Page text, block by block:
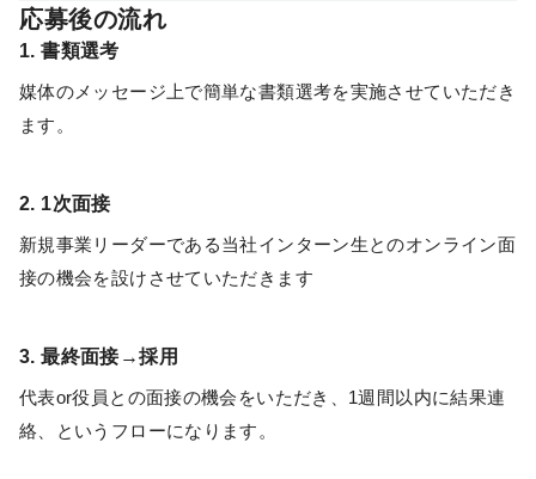
応募後の流れ
1. 書類選考
媒体のメッセージ上で簡単な書類選考を実施させていただき
ます。
2. 1次面接
新規事業リーダーである当社インターン生とのオンライン面
接の機会を設けさせていただきます
3. 最終面接→採用
代表or役員との面接の機会をいただき、1週間以内に結果連
絡、というフローになります。